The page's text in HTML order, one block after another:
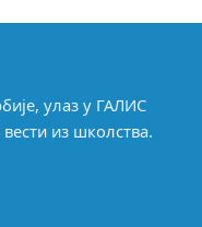
улаз у ГАЛИС
из школства.